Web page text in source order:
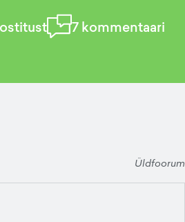
7kommentaari
Üldfoorum